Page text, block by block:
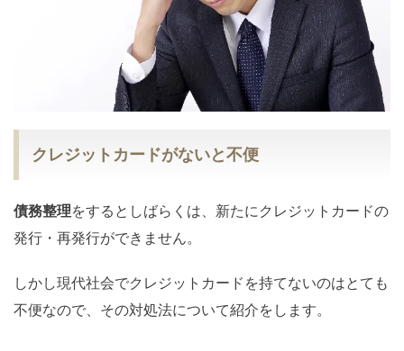
クレジットカードがないと不便
債務整理をするとしばらくは、新たにクレジットカードの
発行・再発行ができません。
しかし現代社会でクレジットカードを持てないのはとても
不便なので、その対処法について紹介をします。